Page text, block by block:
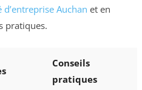
Auchan et en
pratiques.
Conseils
pratiques